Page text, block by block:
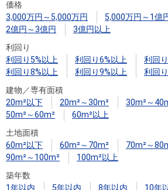
価格
3,000万円～5,000万円
5,000万円～1億
2億円～3億円
3億円以上
利回り
利回り5%以上
利回り6%以上
利回
利回り8%以上
利回り9%以上
利回
建物／専有面積
20m²以下
20m²～30m² 30m²～
50m²～60m²
60m²以上
土地面積
60m²以下
60m²～70m² 70m²～
90m²～100m²
100m²以上
築年数
1年以内
5年以内 8年以内 10年